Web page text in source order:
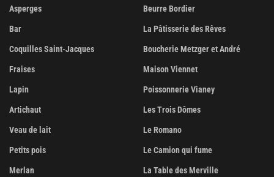
Asperges
Bar
Coquilles Saint-Jacques
Fraises
Lapin
Artichaut
Veau de lait
Petits pois
Merlan
Beurre Bordier
La Pâtisserie des Rêves
Boucherie Metzger et André
Maison Viennet
Poissonnerie Vianey
Les Trois Dômes
Le Romano
Le Camion qui fume
La Table des Merville